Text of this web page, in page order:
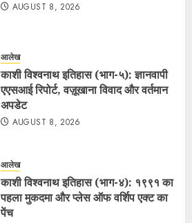
AUGUST 8, 2026
आलेख
काशी विश्वनाथ इतिहास (भाग-५): ज्ञानवापी
एएसआई रिपोर्ट, वज़ूखाना विवाद और वर्तमान
अपडेट
AUGUST 8, 2026
आलेख
काशी विश्वनाथ इतिहास (भाग-४): १९९१ का
पहला मुकदमा और प्लेस ऑफ वर्शिप एक्ट का
पेंच